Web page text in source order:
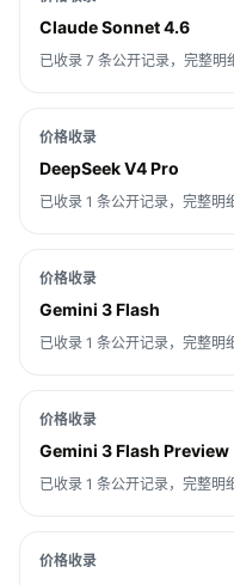
Claude Sonnet 4.6
已收录 7 条公开记录，完整明
价格收录
DeepSeek V4 Pro
已收录 1 条公开记录，完整明
价格收录
Gemini 3 Flash
已收录 1 条公开记录，完整明
价格收录
Gemini 3 Flash Preview
已收录 1 条公开记录，完整明
价格收录